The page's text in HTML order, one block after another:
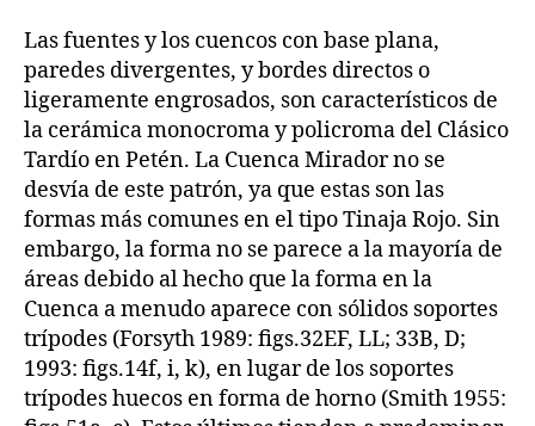
Las fuentes y los cuencos con base plana,
paredes divergentes, y bordes directos o
ligeramente engrosados, son característicos de
la cerámica monocroma y policroma del Clásico
Tardío en Petén. La Cuenca Mirador no se
desvía de este patrón, ya que estas son las
formas más comunes en el tipo Tinaja Rojo. Sin
embargo, la forma no se parece a la mayoría de
áreas debido al hecho que la forma en la
Cuenca a menudo aparece con sólidos soportes
trípodes (Forsyth 1989: figs.32EF, LL; 33B, D;
1993: figs.14f, i, k), en lugar de los soportes
trípodes huecos en forma de horno (Smith 1955: